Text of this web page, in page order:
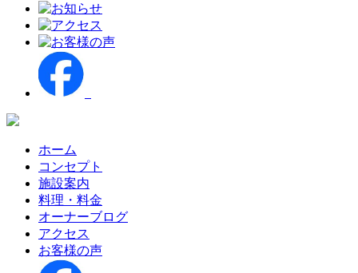
ホーム
コンセプト
施設案内
料理・料金
オーナーブログ
アクセス
お客様の声